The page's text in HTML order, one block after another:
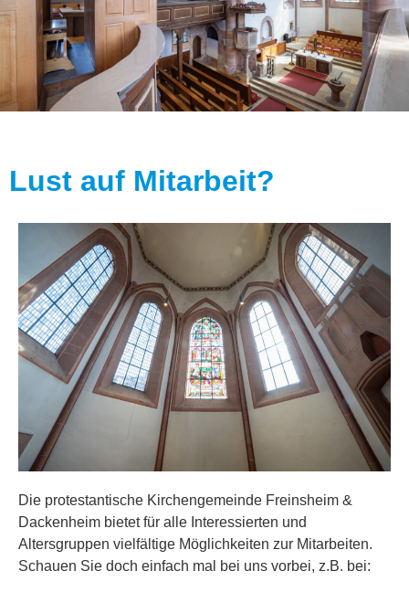
Lust auf Mitarbeit?
Die protestantische Kirchengemeinde Freinsheim &
Dackenheim bietet für alle Interessierten und
Altersgruppen vielfältige Möglichkeiten zur Mitarbeiten.
Schauen Sie doch einfach mal bei uns vorbei, z.B. bei: